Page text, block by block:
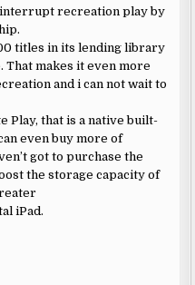
recreation play by
titles in its lending library
makes it even more
and i can not wait to
Play, that is a native built-
even buy more of
got to purchase the
the storage capacity of
iPad.